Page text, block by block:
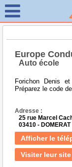
Europe
Auto école
Forichon Denis
Préparez le code
Adresse :
25 rue Marcel
03410 - DOMERAT
Afficher le
Visiter leur site